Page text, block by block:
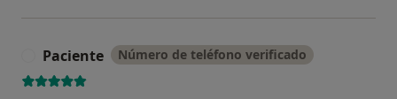
Paciente Número de teléfono verificado